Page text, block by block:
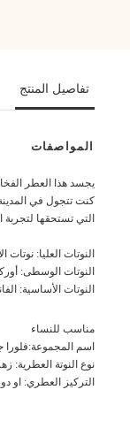
تفاصيل المنتج
المواصفات
يجسد هذا العطر
كنت تتجول في
التي تستحقها لتجربة
النوتات العليا: نوتات
النوتات الوسطى:
النوتات الأساسية:
مناسب للنساء
اسم
نوع النوتة العطرية:
التركيز العطري: او